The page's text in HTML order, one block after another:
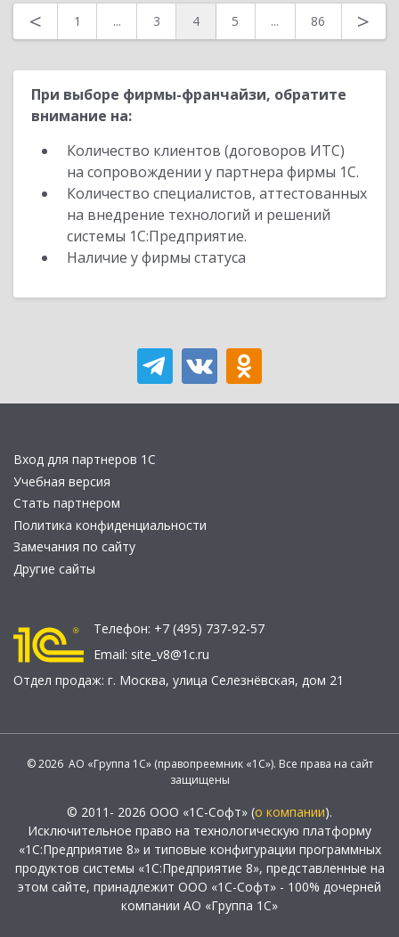
< 1 ... 3 4 5 ... 86 >
При выборе фирмы-франчайзи, обратите
внимание на:
Количество клиентов (договоров ИТС)
на сопровождении у партнера фирмы 1С.
Количество специалистов, аттестованных
на внедрение технологий и решений
системы 1С:Предприятие.
Наличие у фирмы статуса
Вход для партнеров 1С
Учебная версия
Стать партнером
Политика конфиденциальности
Замечания по сайту
Другие сайты
Телефон: +7 (495) 737-92-57
Email: site_v8@1c.ru
Отдел продаж: г. Москва, улица Селезнёвская, дом 21
© 2026 АО «Группа 1С» (правопреемник «1С»). Все права на сайт
защищены
© 2011- 2026 ООО «1С-Софт» (о компании).
Исключительное право на технологическую платформу
«1С:Предприятие 8» и типовые конфигурации программных
продуктов системы «1С:Предприятие 8», представленные на
этом сайте, принадлежит ООО «1С-Софт» - 100% дочерней
компании АО «Группа 1С»